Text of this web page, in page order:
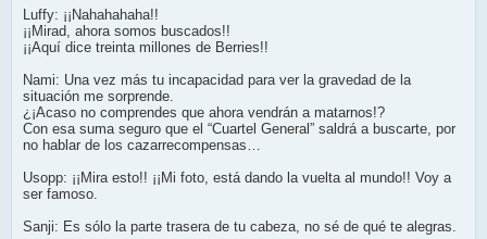
Luffy: ¡¡Nahahahaha!!
¡¡Mirad, ahora somos buscados!!
¡¡Aquí dice treinta millones de Berries!!
Nami: Una vez más tu incapacidad para ver la gravedad de la
situación me sorprende.
¿¡Acaso no comprendes que ahora vendrán a matarnos!?
Con esa suma seguro que el “Cuartel General” saldrá a buscarte, por
no hablar de los cazarrecompensas…
Usopp: ¡¡Mira esto!! ¡¡Mi foto, está dando la vuelta al mundo!! Voy a
ser famoso.
Sanji: Es sólo la parte trasera de tu cabeza, no sé de qué te alegras.